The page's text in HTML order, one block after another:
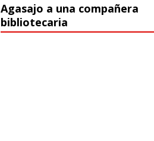
Agasajo a una compañera
bibliotecaria